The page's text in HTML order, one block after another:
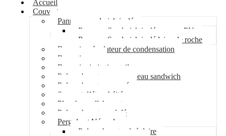
Accueil
Couverture
Panneau sandwich isolé
Panneau Sandwich isolé mousse PU
Panneau Sandwich isolé laine de roche
Bac acier régulateur de condensation
Bac acier sec
Bac acier imitation tuile
Polycarbonate pour panneau sandwich
Polycarbonate nervuré
Support d’étanchéité
Plancher collaborant
Polycarbonate ondulé
Pergola et Véranda
Polycarbonate alvéolaire